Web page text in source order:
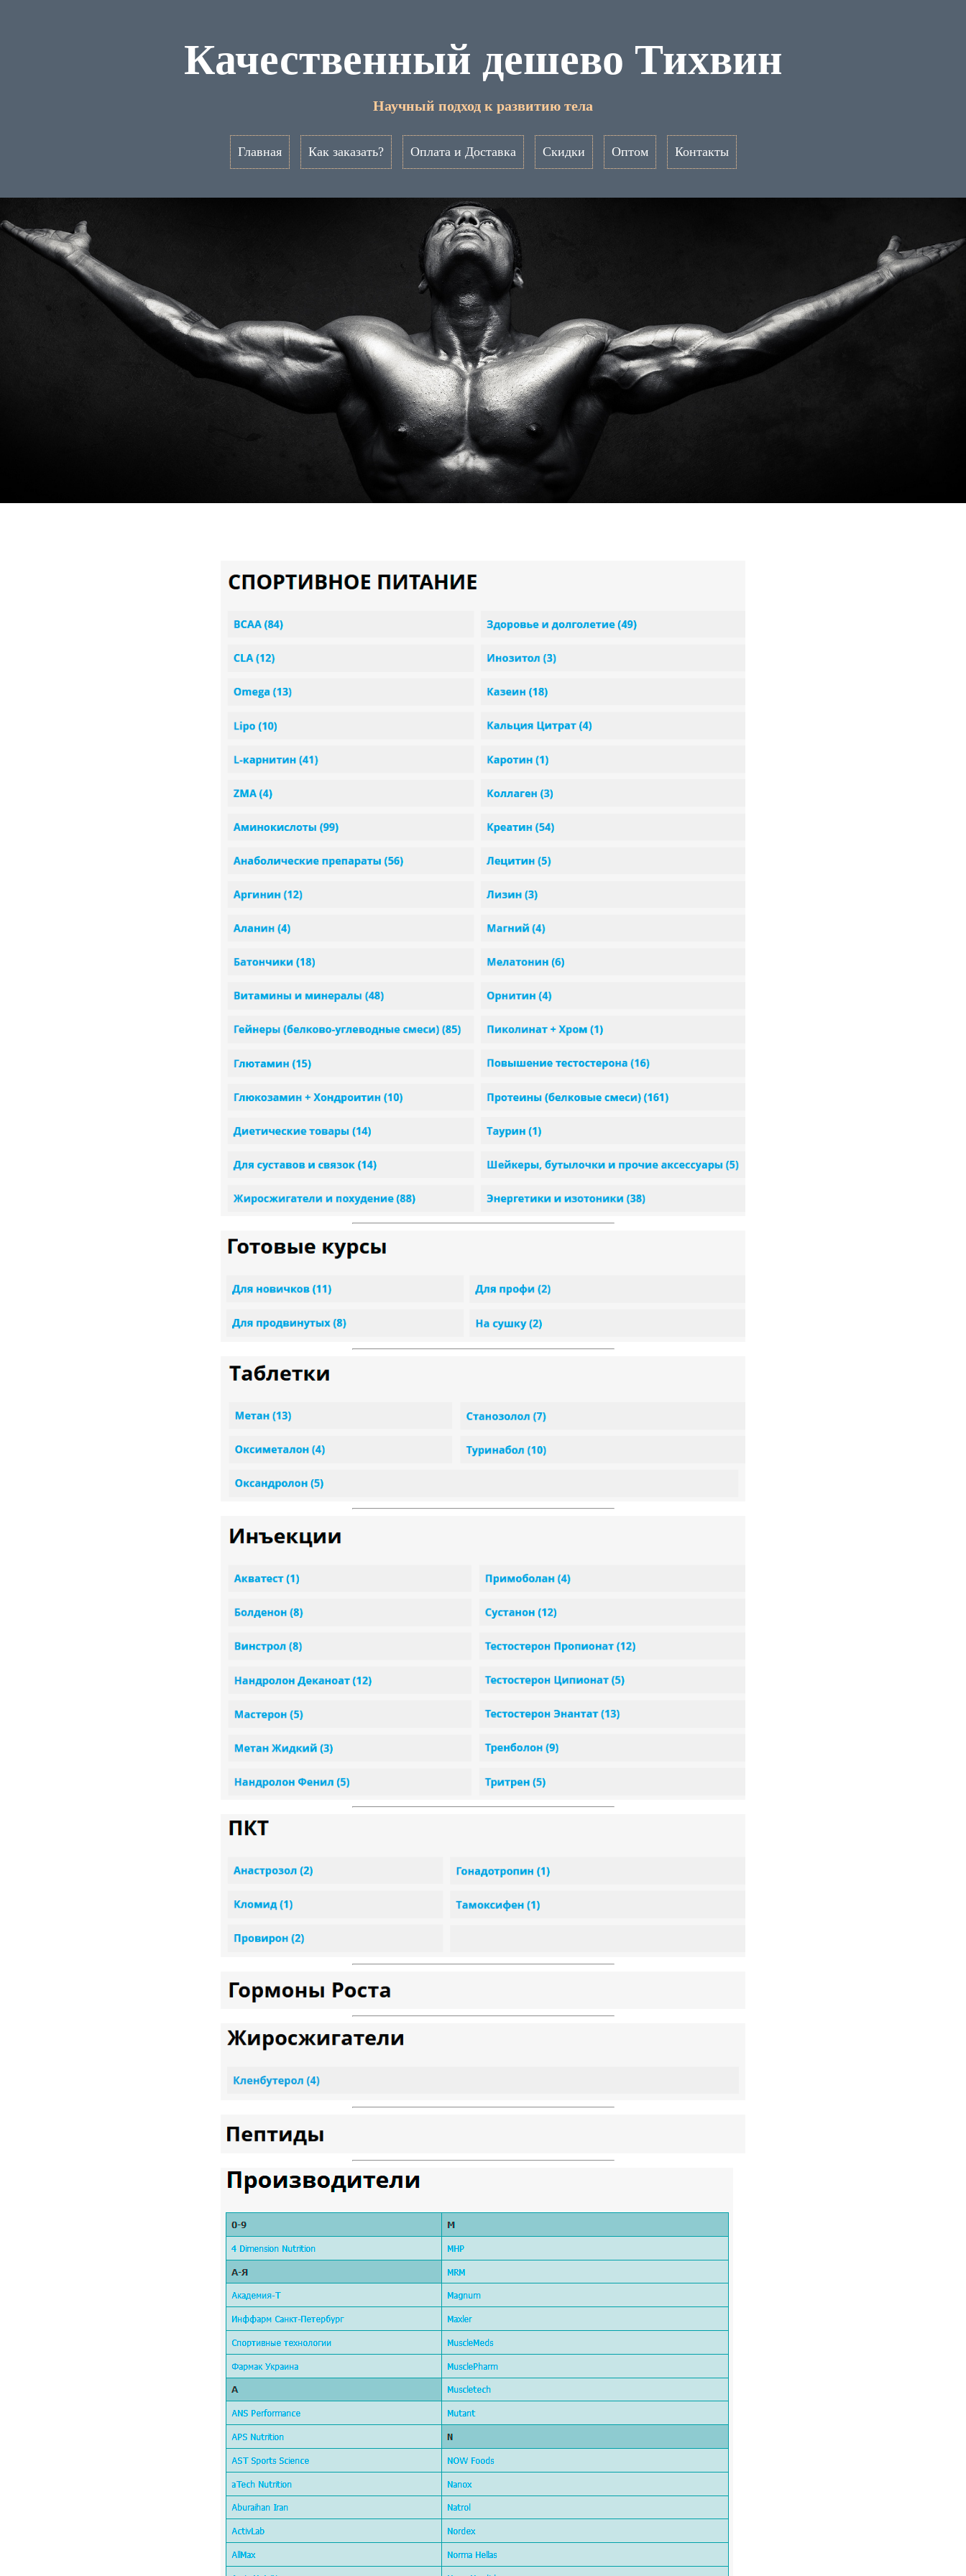
Качественный дешево Тихвин
Научный подход к развитию тела
Главная Как заказать? Оплата и Доставка Скидки Оптом Контакты